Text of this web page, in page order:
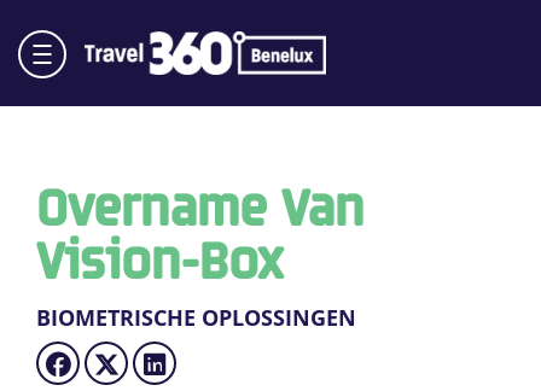
Overname Van
Vision-Box
BIOMETRISCHE OPLOSSINGEN